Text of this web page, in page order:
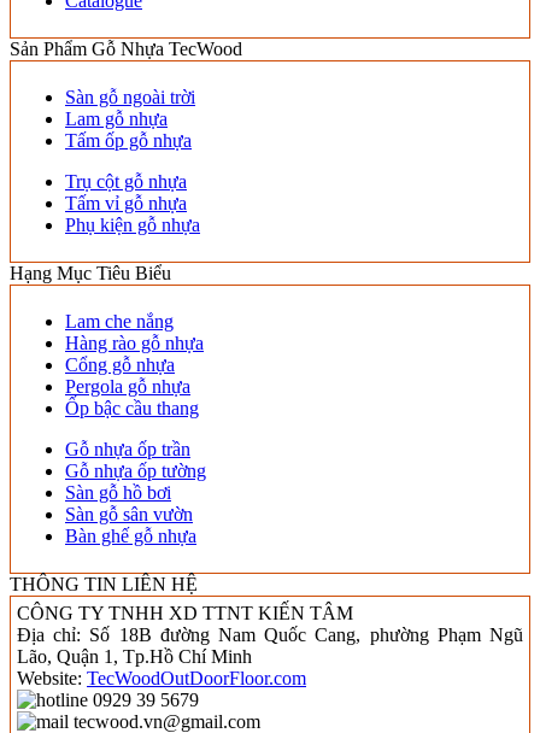
Sản Phẩm Gỗ Nhựa TecWood
Sàn gỗ ngoài trời
Lam gỗ nhựa
Tấm ốp gỗ nhựa
Trụ cột gỗ nhựa
Tấm vỉ gỗ nhựa
Phụ kiện gỗ nhựa
Hạng Mục Tiêu Biểu
Lam che nắng
Hàng rào gỗ nhựa
Cổng gỗ nhựa
Pergola gỗ nhựa
Ốp bậc cầu thang
Gỗ nhựa ốp trần
Gỗ nhựa ốp tường
Sàn gỗ hồ bơi
Sàn gỗ sân vườn
Bàn ghế gỗ nhựa
THÔNG TIN LIÊN HỆ
CÔNG TY TNHH XD TTNT KIẾN TÂM
Địa chỉ: Số 18B đường Nam Quốc Cang, phường Phạm Ngũ
Lão, Quận 1, Tp.Hồ Chí Minh
Website: TecWoodOutDoorFloor.com
0929 39 5679
tecwood.vn@gmail.com